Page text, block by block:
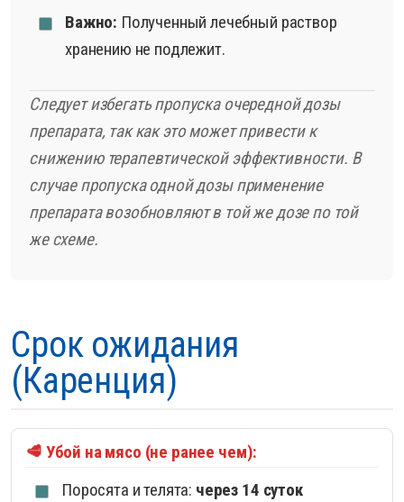
Важно: Полученный лечебный раствор
хранению не подлежит.
Следует избегать пропуска очередной дозы
препарата, так как это может привести к
снижению терапевтической эффективности. В
случае пропуска одной дозы применение
препарата возобновляют в той же дозе по той
же схеме.
Срок ожидания
(Каренция)
🥩 Убой на мясо (не ранее чем):
Поросята и телята: через 14 суток